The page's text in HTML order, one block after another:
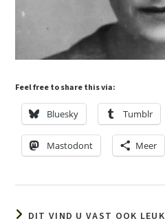
Feel free to share this via:
Bluesky Tumblr
Mastodont Meer
DIT VIND U VAST OOK LEUK